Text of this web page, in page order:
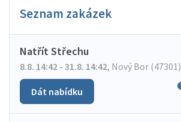
Seznam zakázek
Natřít Střechu
8.8. 14:42 - 31.8. 14:42, Nový Bor (47301)
Dát nabídku